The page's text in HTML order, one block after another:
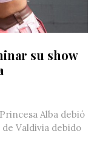
su show
Alba debió
Valdivia debido